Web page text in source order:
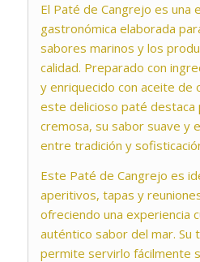
El Paté de Cangrejo es una
gastronómica elaborada
sabores marinos y los
calidad. Preparado con
y enriquecido con aceite de
este delicioso paté
cremosa, su sabor suave y
entre tradición y
Este Paté de Cangrejo es
aperitivos, tapas y
ofreciendo una experiencia
auténtico sabor del mar. Su
permite servirlo fácilmente